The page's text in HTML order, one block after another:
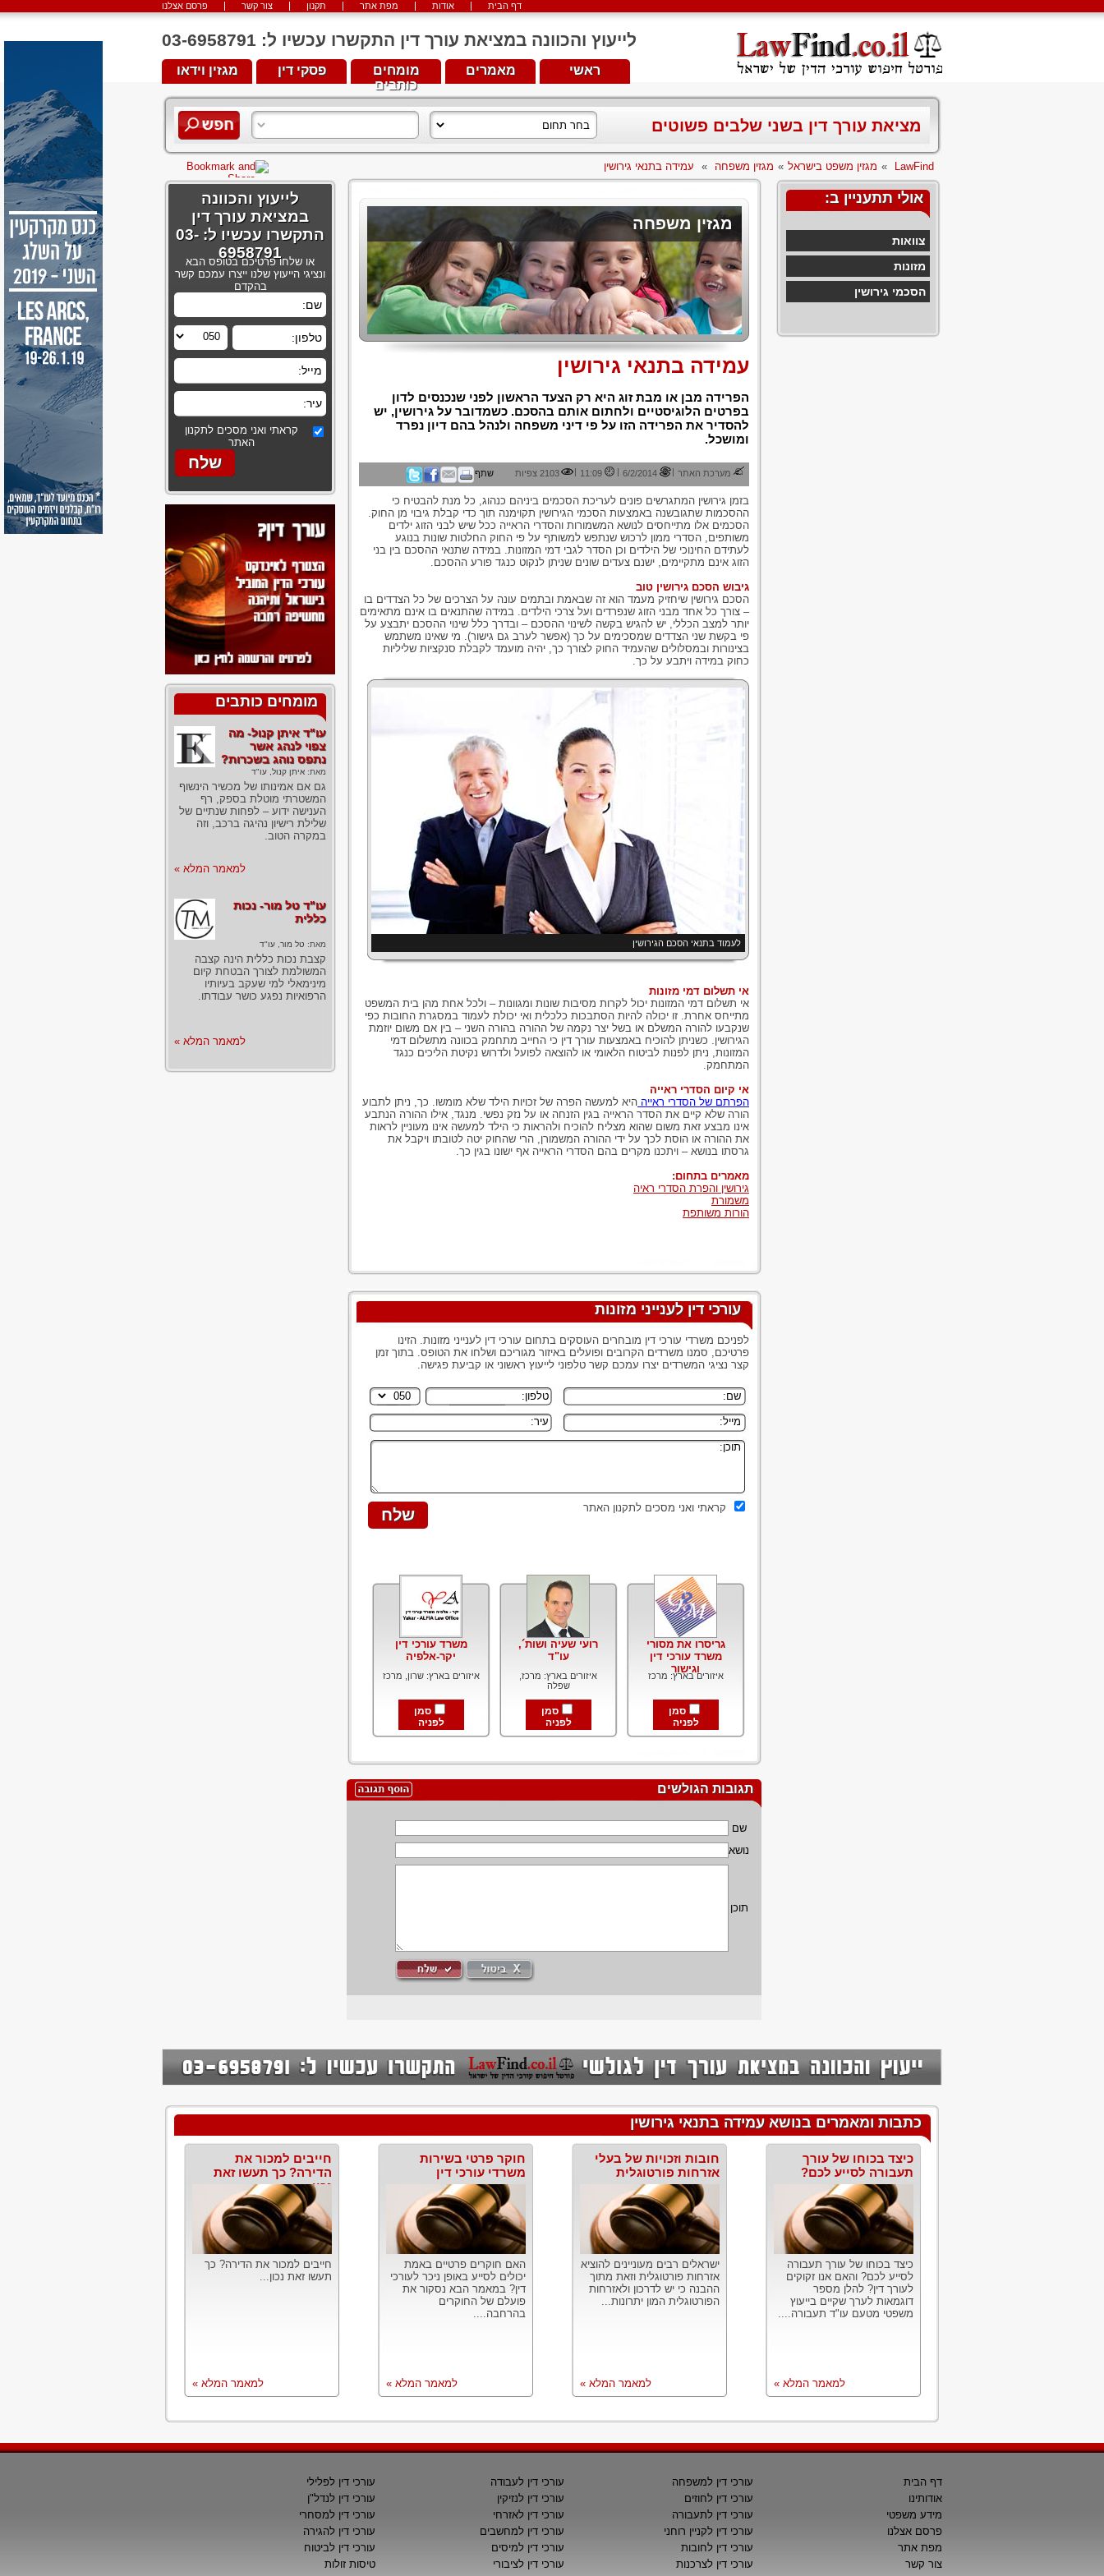
פרסם אצלנו צור קשר תקנון מפת אתר אודות דף הבית
לייעוץ והכוונה במציאת עורך דין התקשרו עכשיו ל: 03-6958791
מגזין וידאו פסקי דין
מומחים
כותבים
מאמרים ראשי
מציאת עורך דין בשני שלבים פשוטים
LawFind
» מגזין משפט בישראל » מגזין משפחה » עמידה בתנאי גירושין
אולי תתעניין ב:
צוואות
מזונות
הסכמי גירושין
מגזין משפחה
עמידה בתנאי גירושין
הפרידה מבן או מבת זוג היא רק הצעד הראשון לפני שנכנסים לדון
בפרטים הלוגיסטיים ולחתום אותם בהסכם. כשמדובר על גירושין, יש
להסדיר את הפרידה הזו על פי דיני משפחה ולנהל בהם דיון נפרד
ומושכל.
מערכת האתר |
6/2/2014
|
11:09
| 2103 צפיות שתף
בזמן גירושין המתגרשים פונים לעריכת הסכמים ביניהם כנהוג, כל מנת להבטיח כי
ההסכמות שתגובשנה באמצעות הסכמי הגירושין תקוימנה תוך כדי קבלת גיבוי מן החוק.
הסכמים אלו מתייחסים לנושא המשמורות והסדרי הראייה ככל שיש לבני הזוג ילדים
משותפים, הסדרי ממון לרכוש שנתפש למשותף על פי החוק החלטות שונות בנוגע
לעתידם החינוכי של הילדים וכן הסדר לגבי דמי המזונות. במידה שתנאי ההסכם בין בני
הזוג אינם מתקיימים, ישנם צעדים שונים שניתן לנקוט כנגד פורע ההסכם.
גיבוש הסכם גירושין טוב
הסכם גירושין שיחזיק מעמד הוא זה שבאמת ובתמים עונה על הצרכים של כל הצדדים בו
– צורך כל אחד מבני הזוג שנפרדים ועל צרכי הילדים. במידה שהתנאים בו אינם מתאימים
יותר למצב הכללי, יש להגיש בקשה לשינוי ההסכם – ובדרך כלל שינוי ההסכם יתבצע על
פי בקשת שני הצדדים שמסכימים על כך (אפשר לערב גם גישור). מי שאינו משתמש
בצינורות ובמסלולים שהעמיד החוק לצורך כך, יהיה מועמד לקבלת סנקציות שליליות
כחוק במידה ויתבע על כך.
לעמוד בתנאי הסכם הגירושין
אי תשלום דמי מזונות
אי תשלום דמי המזונות יכול לקרות מסיבות שונות ומגוונות – ולכל אחת מהן בית המשפט
מתייחס אחרת. זו יכולה להיות הסתבכות כלכלית ואי יכולת לעמוד במסגרת החובות כפי
שנקבעו להורה המשלם או בשל יצר נקמה של ההורה בהורה השני – בין אם משום יוזמת
הגירושין. כשניתן להוכיח באמצעות עורך דין כי החייב מתחמק בכוונה מתשלום דמי
המזונות, ניתן לפנות לביטוח הלאומי או להוצאה לפועל ולדרוש נקיטת הליכים כנגד
המתחמק.
אי קיום הסדרי ראייה
הפרתם של הסדרי ראייה היא למעשה הפרה של זכויות הילד שלא מומשו. כך, ניתן לתבוע
הורה שלא קיים את הסדר הראייה בגין הזנחה או על נזק נפשי. מנגד, אילו ההורה הנתבע
אינו מבצע זאת משום שהוא מצליח להוכיח ולהראות כי הילד למעשה אינו מעוניין לראות
את ההורה או הוסת לכך על ידי ההורה המשמורן, הרי שהחוק יטה לטובתו ויקבל את
גרסתו בנושא – ויתכנו מקרים בהם הסדרי הראייה אף ישונו בגין כך.
מאמרים בתחום:
גירושין והפרת הסדרי ראיה
משמורת
הורות משותפת
עורכי דין לענייני מזונות
לפניכם משרדי עורכי דין מובחרים העוסקים בתחום עורכי דין לענייני מזונות. הזינו
פרטיכם, סמנו משרדים הקרובים ופועלים באיזור מגוריכם ושלחו את הטופס. בתוך זמן
קצר נציגי המשרדים יצרו עמכם קשר טלפוני לייעוץ ראשוני או קביעת פגישה.
קראתי ואני מסכים לתקנון האתר
גריסרו את מסורי
משרד עורכי דין
וגישור
איזורים בארץ: מרכז
סמן
לפניה
רועי שעיה ושות´,
עו"ד
איזורים בארץ: מרכז,
שפלה
סמן
לפניה
משרד עורכי דין
יקר-אלפיה
איזורים בארץ: שרון, מרכז
סמן
לפניה
תגובות הגולשים
שם
נושא
תוכן
לייעוץ והכוונה
במציאת עורך דין
התקשרו עכשיו ל: 03-
6958791
או שלחו פרטיכם בטופס הבא
ונציגי הייעוץ שלנו ייצרו עמכם קשר
בהקדם
קראתי ואני מסכים לתקנון
האתר
מומחים כותבים
עו"ד איתן קנול- מה
צפוי לנהג אשר
נתפס נוהג בשכרות?
מאת: איתן קנול, עו"ד
גם אם אמינותו של מכשיר הינשוף
המשטרתי מוטלת בספק, רף
הענישה ידוע – לפחות שנתיים של
שלילת רישיון נהיגה ברכב, וזה
במקרה הטוב.
למאמר המלא »
עו"ד טל מור- נכות
כללית
מאת: טל מור, עו"ד
קצבת נכות כללית הינה קצבה
המשולמת לצורך הבטחת קיום
מינימאלי למי שעקב בעיותיו
הרפואיות נפגע כושר עבודתו.
למאמר המלא »
כתבות ומאמרים בנושא עמידה בתנאי גירושין
כיצד בכוחו של עורך
תעבורה לסייע לכם?
כיצד בכוחו של עורך תעבורה
לסייע לכם? והאם אנו זקוקים
לעורך דין? להלן מספר
דוגמאות לערך שקיים בייעוץ
משפטי מטעם עו"ד תעבורה....
למאמר המלא »
חובות וזכויות של בעלי
אזרחות פורטוגלית
ישראלים רבים מעוניינים להוציא
אזרחות פורטוגלית וזאת מתוך
ההבנה כי יש לדרכון ולאזרחות
הפורטוגלית המון יתרונות...
למאמר המלא »
חוקר פרטי בשירות
משרדי עורכי דין
האם חוקרים פרטיים באמת
יכולים לסייע באופן ניכר לעורכי
דין? במאמר הבא נסקור את
פועלם של החוקרים
בהרחבה....
למאמר המלא »
חייבים למכור את
הדירה? כך תעשו זאת
נכון
חייבים למכור את הדירה? כך
תעשו זאת נכון...
למאמר המלא »
דף הבית
אודותינו
מידע משפטי
פרסם אצלנו
מפת אתר
צור קשר
עורכי דין למשפחה
עורכי דין לחוזים
עורכי דין לתעבורה
עורכי דין לקניין רוחני
עורכי דין לחובות
עורכי דין לצרכנות
עורכי דין לעבודה
עורכי דין לנזיקין
עורכי דין לאזרחי
עורכי דין למחשבים
עורכי דין למיסים
עורכי דין לציבורי
עורכי דין לפלילי
עורכי דין לנדל"ן
עורכי דין למסחרי
עורכי דין להגירה
עורכי דין לביטוח
טיסות זולות